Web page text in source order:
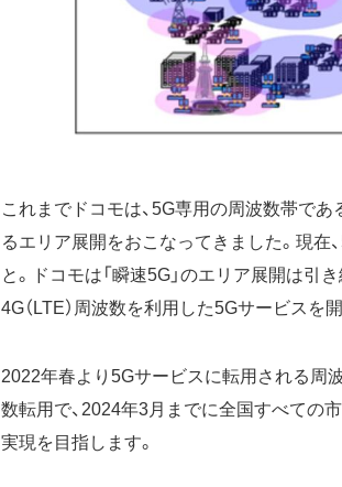
これまでドコモは、5G専用の周波数帯であ
るエリア展開をおこなってきました。現在
と。ドコモは「瞬速5G」のエリア展開は引
4G（LTE）周波数を利用した5Gサービスを
2022年春より5Gサービスに転用される周波
数転用で、2024年3月までに全国すべての
実現を目指します。